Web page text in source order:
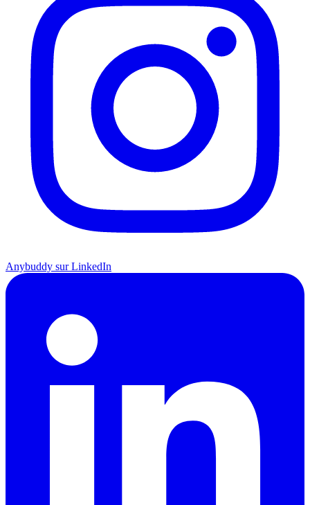
Anybuddy sur LinkedIn